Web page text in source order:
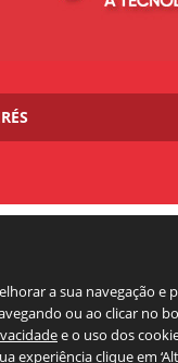
a sua navegação e
ou ao clicar no
e o uso dos
experiência clique em